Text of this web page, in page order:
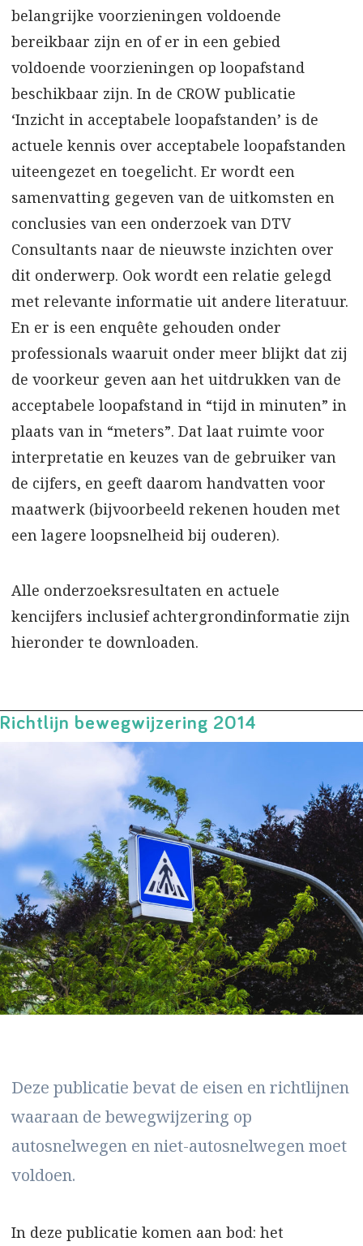
belangrijke voorzieningen voldoende
bereikbaar zijn en of er in een gebied
voldoende voorzieningen op loopafstand
beschikbaar zijn. In de CROW publicatie
‘Inzicht in acceptabele loopafstanden’ is de
actuele kennis over acceptabele loopafstanden
uiteengezet en toegelicht. Er wordt een
samenvatting gegeven van de uitkomsten en
conclusies van een onderzoek van DTV
Consultants naar de nieuwste inzichten over
dit onderwerp. Ook wordt een relatie gelegd
met relevante informatie uit andere literatuur.
En er is een enquête gehouden onder
professionals waaruit onder meer blijkt dat zij
de voorkeur geven aan het uitdrukken van de
acceptabele loopafstand in “tijd in minuten” in
plaats van in “meters”. Dat laat ruimte voor
interpretatie en keuzes van de gebruiker van
de cijfers, en geeft daarom handvatten voor
maatwerk (bijvoorbeeld rekenen houden met
een lagere loopsnelheid bij ouderen).
Alle onderzoeksresultaten en actuele
kencijfers inclusief achtergrondinformatie zijn
hieronder te downloaden.
Richtlijn bewegwijzering 2014
Deze publicatie bevat de eisen en richtlijnen
waaraan de bewegwijzering op
autosnelwegen en niet-autosnelwegen moet
voldoen.
In deze publicatie komen aan bod: het